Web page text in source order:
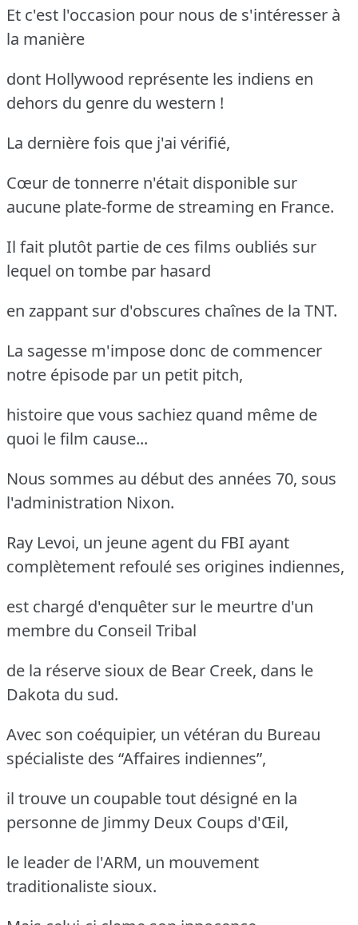
Et c'est l'occasion pour nous de s'intéresser à
la manière
dont Hollywood représente les indiens en
dehors du genre du western !
La dernière fois que j'ai vérifié,
Cœur de tonnerre n'était disponible sur
aucune plate-forme de streaming en France.
Il fait plutôt partie de ces films oubliés sur
lequel on tombe par hasard
en zappant sur d'obscures chaînes de la TNT.
La sagesse m'impose donc de commencer
notre épisode par un petit pitch,
histoire que vous sachiez quand même de
quoi le film cause...
Nous sommes au début des années 70, sous
l'administration Nixon.
Ray Levoi, un jeune agent du FBI ayant
complètement refoulé ses origines indiennes,
est chargé d'enquêter sur le meurtre d'un
membre du Conseil Tribal
de la réserve sioux de Bear Creek, dans le
Dakota du sud.
Avec son coéquipier, un vétéran du Bureau
spécialiste des “Affaires indiennes”,
il trouve un coupable tout désigné en la
personne de Jimmy Deux Coups d'Œil,
le leader de l'ARM, un mouvement
traditionaliste sioux.